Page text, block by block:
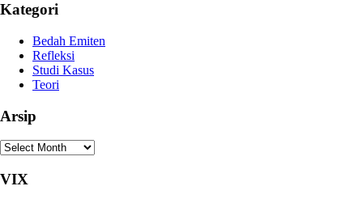
Kategori
Bedah Emiten
Refleksi
Studi Kasus
Teori
Arsip
Arsip
VIX